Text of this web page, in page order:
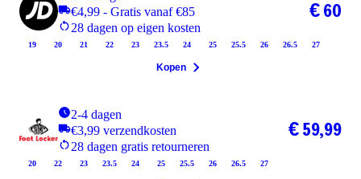
€4,99 - Gratis vanaf €85
28 dagen op eigen kosten
19 20 21 22 23 23.5 24 25 25.5 26 26.5 27
€ 60
Kopen
2-4 dagen
€3,99 verzendkosten
28 dagen gratis retourneren
20 22 23 23.5 24 25 25.5 26 26.5 27
€ 59,99